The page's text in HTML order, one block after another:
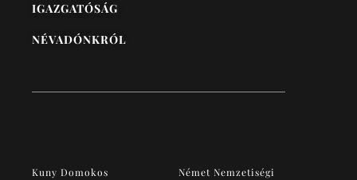
IGAZGATÓSÁG
NÉVADÓNKRÓL
Kuny Domokos
Német Nemzetiségi